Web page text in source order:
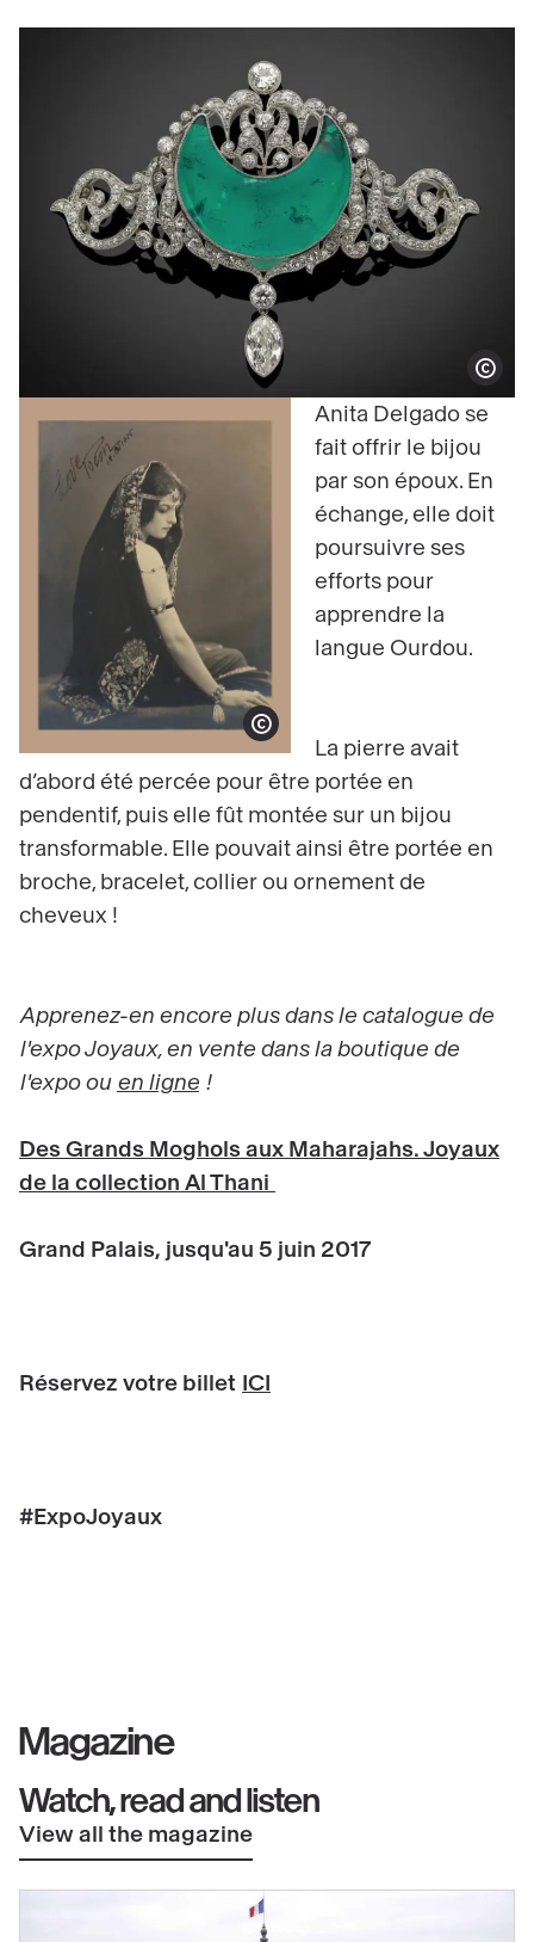
Show
Show copyright
Anita Delgado se
fait offrir le bijou
par son époux. En
échange, elle doit
poursuivre ses
efforts pour
apprendre la
langue Ourdou.
La pierre avait
d’abord été percée pour être portée en
pendentif, puis elle fût montée sur un bijou
transformable. Elle pouvait ainsi être portée en
broche, bracelet, collier ou ornement de
cheveux !
Apprenez-en encore plus dans le catalogue de
l'expo Joyaux, en vente dans la boutique de
l'expo ou en ligne !
Des Grands Moghols aux Maharajahs. Joyaux
de la collection Al Thani
Grand Palais, jusqu'au 5 juin 2017
Réservez votre billet ICI
#ExpoJoyaux
Magazine
Watch, read and listen
View all the magazine